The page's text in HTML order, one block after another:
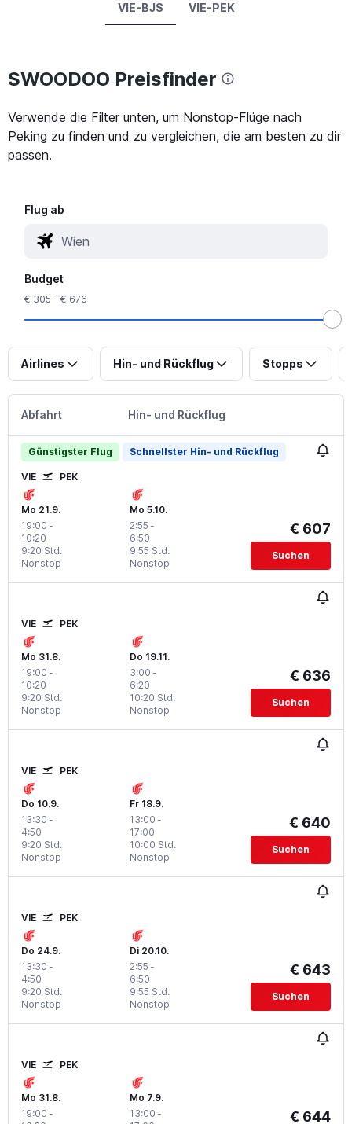
VIE-BJS VIE-PEK
SWOODOO Preisfinder
Verwende die Filter unten, um Nonstop-Flüge nach
Peking zu finden und zu vergleichen, die am besten zu dir
passen.
Flug ab
Budget
€ 305 - € 676
Airlines Hin- und Rückflug Stopps
Abfahrt Hin- und Rückflug
Günstigster Flug Schnellster Hin- und Rückflug
VIE PEK
Mo 21.9.
19:00 -
10:20
Nonstop
9:20 Std.
Mo 5.10.
2:55 -
6:50
Nonstop
9:55 Std.
€ 607
Suchen
VIE PEK
Mo 31.8.
19:00 -
10:20
Nonstop
9:20 Std.
Do 19.11.
3:00 -
6:20
Nonstop
10:20 Std.
€ 636
Suchen
VIE PEK
Do 10.9.
13:30 -
4:50
Nonstop
9:20 Std.
Fr 18.9.
13:00 -
17:00
Nonstop
10:00 Std.
€ 640
Suchen
VIE PEK
Do 24.9.
13:30 -
4:50
Nonstop
9:20 Std.
Di 20.10.
2:55 -
6:50
Nonstop
9:55 Std.
€ 643
Suchen
VIE PEK
Mo 31.8.
19:00 -
Mo 7.9.
13:00 -
€ 644